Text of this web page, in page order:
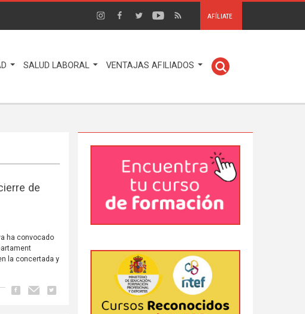
AFÍLIATE
SALUD LABORAL VENTAJAS AFILIADOS
de
ha convocado
la concertada y